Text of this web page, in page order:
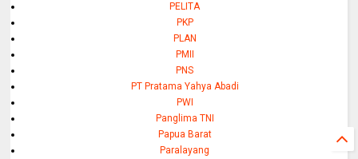
PELITA
PKP
PLAN
PMII
PNS
PT Pratama Yahya Abadi
PWI
Panglima TNI
Papua Barat
Paralayang